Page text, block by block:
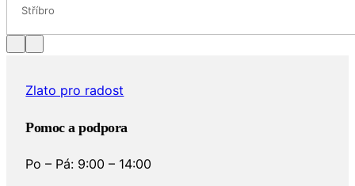
Stříbro
Zlato pro radost
Pomoc a podpora
Po – Pá: 9:00 – 14:00